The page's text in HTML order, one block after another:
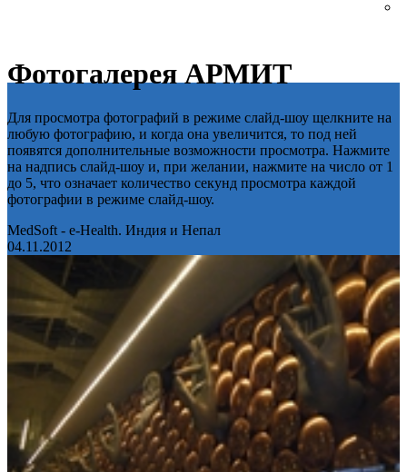
Фотогалерея АРМИТ
Для просмотра фотографий в режиме слайд-шоу щелкните на
любую фотографию, и когда она увеличится, то под ней
появятся дополнительные возможности просмотра. Нажмите
на надпись слайд-шоу и, при желании, нажмите на число от 1
до 5, что означает количество секунд просмотра каждой
фотографии в режиме слайд-шоу.
MedSoft - e-Health. Индия и Непал
04.11.2012